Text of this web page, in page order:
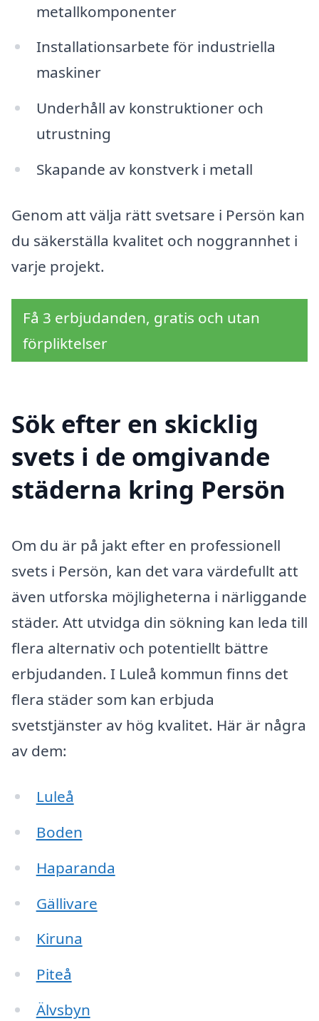
metallkomponenter
Installationsarbete för industriella
maskiner
Underhåll av konstruktioner och
utrustning
Skapande av konstverk i metall
Genom att välja rätt svetsare i Persön kan
du säkerställa kvalitet och noggrannhet i
varje projekt.
Få 3 erbjudanden, gratis och utan
förpliktelser
Sök efter en skicklig
svets i de omgivande
städerna kring Persön
Om du är på jakt efter en professionell
svets i Persön, kan det vara värdefullt att
även utforska möjligheterna i närliggande
städer. Att utvidga din sökning kan leda till
flera alternativ och potentiellt bättre
erbjudanden. I Luleå kommun finns det
flera städer som kan erbjuda
svetstjänster av hög kvalitet. Här är några
av dem:
Luleå
Boden
Haparanda
Gällivare
Kiruna
Piteå
Älvsbyn